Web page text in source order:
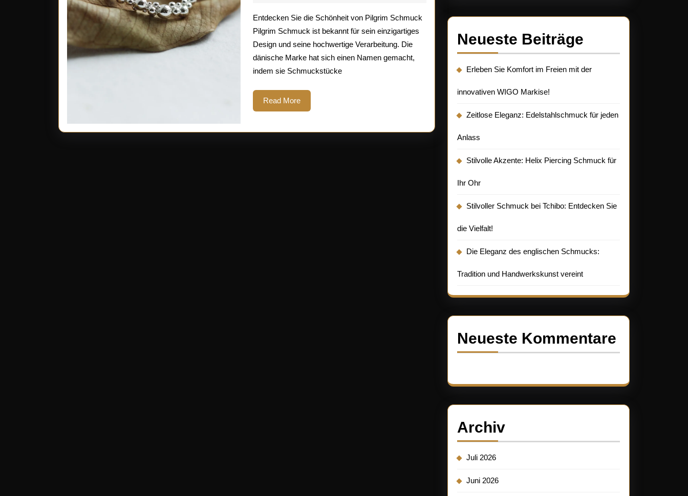
einzigartige
Schönheit
von
Pilgrim
Entdecken Sie die Schönheit von Pilgrim Schmuck
Pilgrim Schmuck ist bekannt für sein einzigartiges
Design und seine hochwertige Verarbeitung. Die
dänische Marke hat sich einen Namen gemacht,
indem sie Schmuckstücke
Read MoreRead
More
Neueste Beiträge
Erleben Sie Komfort im Freien mit der
innovativen WIGO Markise!
Zeitlose Eleganz: Edelstahlschmuck für jeden
Anlass
Stilvolle Akzente: Helix Piercing Schmuck für
Ihr Ohr
Stilvoller Schmuck bei Tchibo: Entdecken Sie
die Vielfalt!
Die Eleganz des englischen Schmucks:
Tradition und Handwerkskunst vereint
Neueste Kommentare
Archiv
Juli 2026
Juni 2026